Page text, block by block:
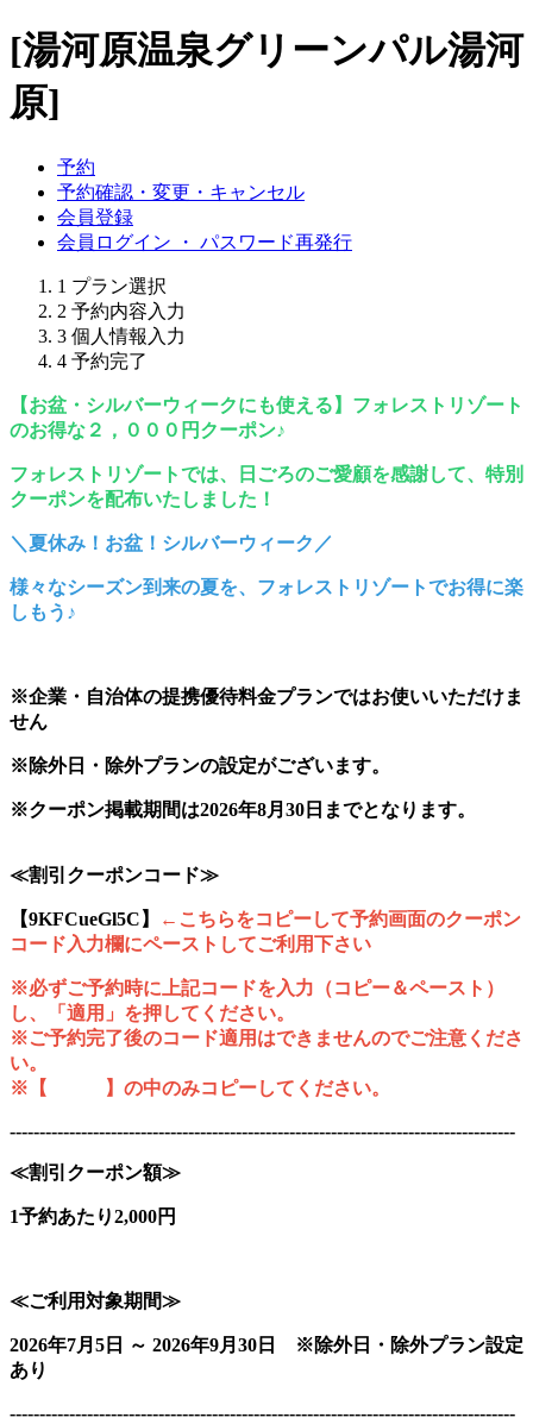
[湯河原温泉グリーンパル湯河
原]
予約
予約確認・変更・キャンセル
会員登録
会員ログイン ・ パスワード再発行
1 プラン選択
2 予約内容入力
3 個人情報入力
4 予約完了
【お盆・シルバーウィークにも使える】フォレストリゾート
のお得な２，０００円クーポン♪
フォレストリゾートでは、日ごろのご愛顧を感謝して、特別
クーポンを配布いたしました！
＼夏休み！お盆！シルバーウィーク／
様々なシーズン到来の夏を、フォレストリゾートでお得に楽
しもう♪
※企業・自治体の提携優待料金プランではお使いいただけま
せん
※除外日・除外プランの設定がございます。
※クーポン掲載期間は2026年8月30日までとなります。
≪割引クーポンコード≫
【9KFCueGl5C】
←こちらをコピーして予約画面のクーポン
コード入力欄にペーストしてご利用下さい
※必ずご予約時に上記コードを入力（コピー＆ペースト）
し、「適用」を押してください。
※ご予約完了後のコード適用はできませんのでご注意くださ
い。
※【 】の中のみコピーしてください。
-------------------------------------------------------------------------------------
≪割引クーポン額≫
1予約あたり2,000円
≪ご利用対象期間≫
2026年7月5日 ～ 2026年9月30日 ※除外日・除外プラン設定
あり
-------------------------------------------------------------------------------------